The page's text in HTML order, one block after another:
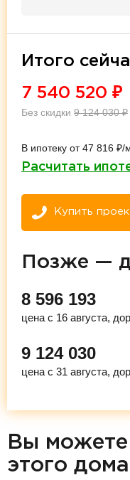
Итого
7 540 520 ₽
Без скидки 9 124 030₽
В ипотеку от 47 816 ₽/
Расчитать
Купить
Позже —
8 596 193
цена с 16 августа,
9 124 030
цена с 31 августа,
Вы можете
этого дома